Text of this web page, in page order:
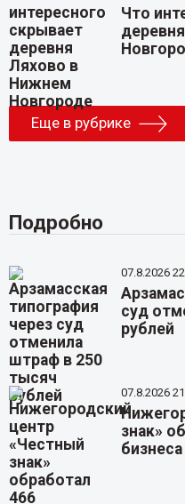
Что
Еще в рубрике
Подробно
07.8.2026
суд
рублей
07.8.2026
знак»
бизнеса